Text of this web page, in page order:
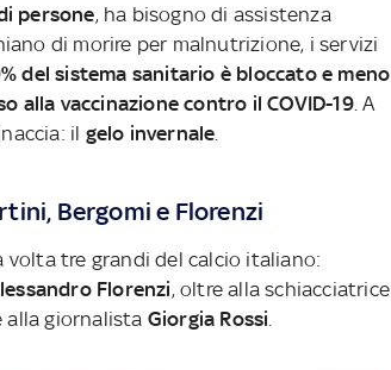
persone, ha bisogno di assistenza
di morire per malnutrizione, i servizi
del sistema sanitario è bloccato e meno
alla vaccinazione contro il COVID-19. A
il gelo invernale.
Bergomi e Florenzi
volta tre grandi del calcio italiano:
Florenzi, oltre alla schiacciatrice
alla giornalista Giorgia Rossi